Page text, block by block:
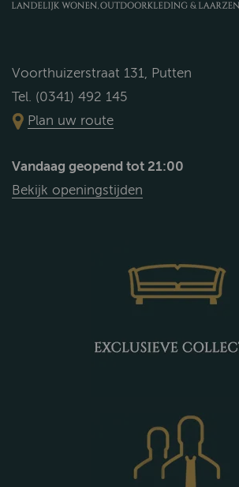
Voorthuizerstraat 131, Putten
Tel. (0341) 492 145
Plan uw route
Vandaag geopend tot 21:00
Bekijk openingstijden